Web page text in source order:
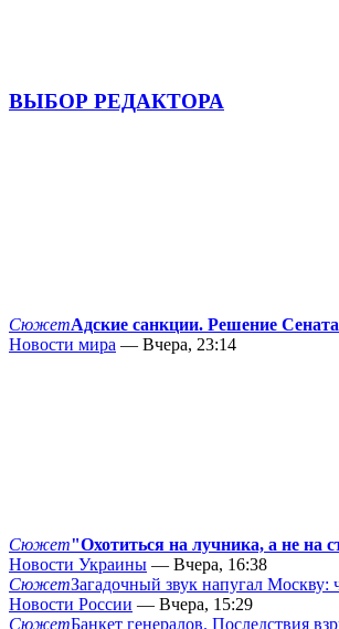
ВЫБОР РЕДАКТОРА
СюжетАдские санкции. Решение
Новости мира — Вчера, 23:14
Сюжет"Охотиться на лучника, а не на
Новости Украины — Вчера, 16:38
СюжетЗагадочный звук напугал Москву:
Новости России — Вчера, 15:29
СюжетБанкет генералов. Последствия